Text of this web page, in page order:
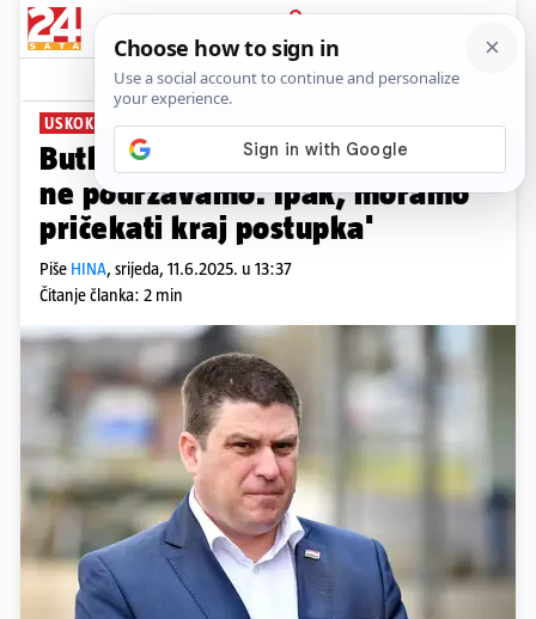
PRIJAVA
News Komentari
USKOKOVA UHIĆENJA
Butković o Škoriću: 'Korupciju
ne podržavamo. Ipak, moramo
pričekati kraj postupka'
Piše HINA, srijeda, 11.6.2025. u 13:37
Čitanje članka: 2 min